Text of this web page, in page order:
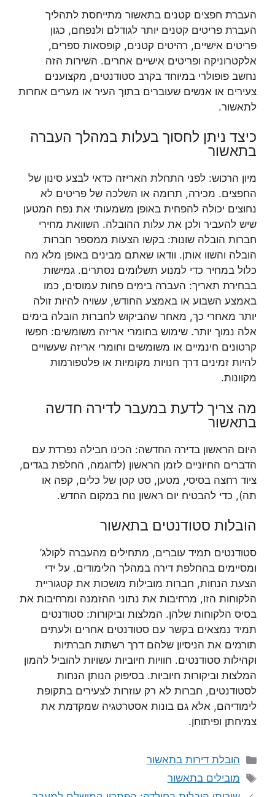
העברת חפצים קטנים בתאשור מתייחסת לתהליך
העברת פריטים קטנים יותר לגודלם ולנפחם, כגון
פריטים אישיים, רהיטים קטנים, קופסאות ספרים,
אלקטרוניקה ופריטים אישיים אחרים. השירות הזה
נחשב פופולרי במיוחד בקרב סטודנטים, מקצוענים
צעירים או אנשים שעוברים בתוך העיר או מערים אחרות
לתאשור.
כיצד ניתן לחסוך בעלות במהלך העברה
בתאשור
מיון הרכוש: לפני התחלת האריזה כדאי לבצע סינון של
החפצים. מכירה, תרומה או השלכה של פריטים לא
נחוצים יכולה להפחית באופן משמעותי את נפח המטען
שיש להעביר ולכן את עלות ההובלה. השוואת מחירי
חברות הובלה שונות: בקשו הצעות ממספר חברות
הובלה והשוו אותן. וודאו שאתם מבינים באופן מלא מה
כלול במחיר כדי למנוע תשלומים נסתרים. גמישות
בבחירת תאריך: העברה בימים פחות עמוסים, כמו
באמצע השבוע או באמצע החודש, עשויה להיות זולה
יותר מאחרי כך, מאחר שהביקוש לחברות הובלה בימים
אלה נמוך יותר. שימוש בחומרי אריזה משומשים: חפשו
קרטונים חינמיים או משומשים וחומרי אריזה שעשויים
להיות זמינים דרך חנויות מקומיות או פלטפורמות
מקוונות.
מה צריך לדעת במעבר לדירה חדשה
בתאשור
היום הראשון בדירה החדשה: הכינו חבילה נפרדת עם
הדברים החיוניים לזמן הראשון (לדוגמה, החלפת בגדים,
ציוד רחצה בסיסי, מטען, סט קטן של כלים, קפה או
תה), כדי להבטיח יום ראשון נוח במקום החדש.
הובלות סטודנטים בתאשור
סטודנטים תמיד עוברים, מתחילים מהעברה לקולג’
ומסיימים בהחלפת דירה במהלך הלימודים. על ידי
הצעת הנחות, חברות מובילות מושכות את קטגוריית
הלקוחות הזו, מרחיבות את נתוני ההזמנה ומרחיבות את
בסיס הלקוחות שלהן. המלצות וביקורות: סטודנטים
תמיד נמצאים בקשר עם סטודנטים אחרים ולעתים
תורמים את הניסיון שלהם דרך רשתות חברתיות
וקהילות סטודנטים. חוויות חיוביות עשויות להוביל להמון
המלצות וביקורות חיוביות. בסיפוק הנותן הנחות
לסטודנטים, חברות לא רק עוזרות לצעירים בתקופת
לימודיהם, אלא גם בונות אסטרטגיה שמקדמת את
צמיחתן ופיתוחן.
קטגוריות
הובלת דירות בתאשור
תגיות
מובילים בתאשור